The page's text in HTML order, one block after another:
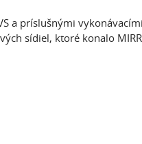
a príslušnými vykonávacími
sídiel, ktoré konalo